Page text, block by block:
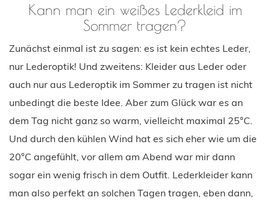
Kann man ein weißes Lederkleid im
Sommer tragen?
Zunächst einmal ist zu sagen: es ist kein echtes Leder,
nur Lederoptik! Und zweitens: Kleider aus Leder oder
auch nur aus Lederoptik im Sommer zu tragen ist nicht
unbedingt die beste Idee. Aber zum Glück war es an
dem Tag nicht ganz so warm, vielleicht maximal 25°C.
Und durch den kühlen Wind hat es sich eher wie um die
20°C angefühlt, vor allem am Abend war mir dann
sogar ein wenig frisch in dem Outfit. Lederkleider kann
man also perfekt an solchen Tagen tragen, eben dann,